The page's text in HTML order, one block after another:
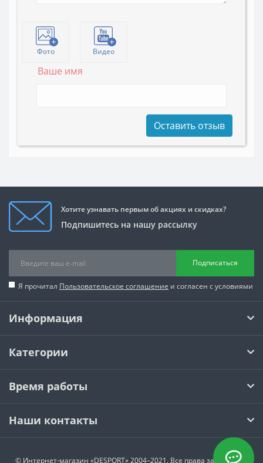
Фото Видео
Ваше имя
Оставить отзыв
Хотите узнавать первым об акциях и скидках?
Подпишитесь на нашу рассылку
Подписаться
Я прочитал Пользовательское соглашение и согласен с условиями
Информация
Категории
Время работы
Наши контакты
© Интернет-магазин «DESPORT»2004–2021. Все права защищены.